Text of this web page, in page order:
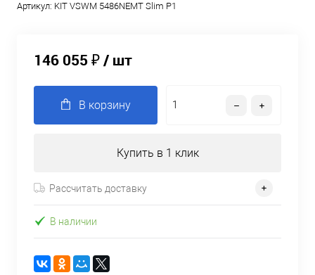
Артикул: KIT VSWM 5486NEMT Slim P1
146 055 ₽/ шт
В корзину
Купить в 1 клик
Рассчитать доставку
В наличии